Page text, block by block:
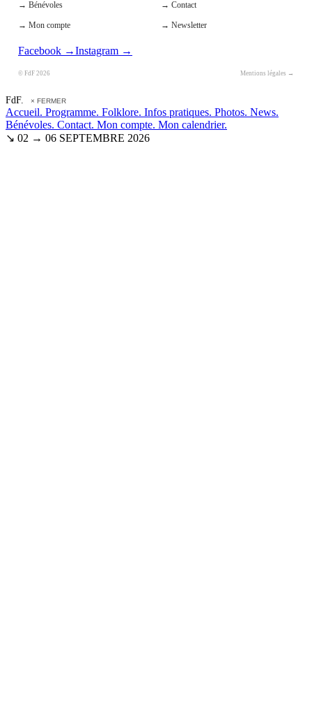
→ Bénévoles → Contact
→ Mon compte → Newsletter
Facebook →Instagram →
© FdF 2026 Mentions légales →
FdF. × FERMER
Accueil. Programme. Folklore. Infos pratiques. Photos. News.
Bénévoles. Contact. Mon compte. Mon calendrier.
↘ 02 → 06 SEPTEMBRE 2026